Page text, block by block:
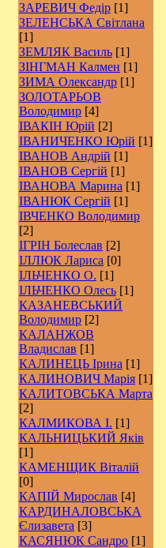
ЗАРЕВИЧ Федір [1]
ЗЕЛЕНСЬКА Світлана
[1]
ЗЕМЛЯК Василь [1]
ЗІНГМАН Калмен [1]
ЗИМА Олександр [1]
ЗОЛОТАРЬОВ
Володимир [4]
ІВАКІН Юрій [2]
ІВАНИЧЕНКО Юрій [1]
ІВАНОВ Андрій [1]
ІВАНОВ Сергій [1]
ІВАНОВА Марина [1]
ІВАНЮК Сергій [1]
ІВЧЕНКО Володимир
[2]
ІГРІН Болеслав [2]
ІЛЛЮК Лариса [0]
ІЛЬЧЕНКО О. [1]
ІЛЬЧЕНКО Олесь [1]
КАЗАНЕВСЬКИЙ
Володимир [2]
КАЛАНЖОВ
Владислав [1]
КАЛИНЕЦЬ Ірина [1]
КАЛИНОВИЧ Марія [1]
КАЛИТОВСЬКА Марта
[2]
КАЛМИКОВА І. [1]
КАЛЬНИЦЬКИЙ Яків
[1]
КАМЕНЩИК Віталій
[0]
КАПІЙ Мирослав [4]
КАРДИНАЛОВСЬКА
Єлизавета [3]
КАСЯНЮК Сандро [1]